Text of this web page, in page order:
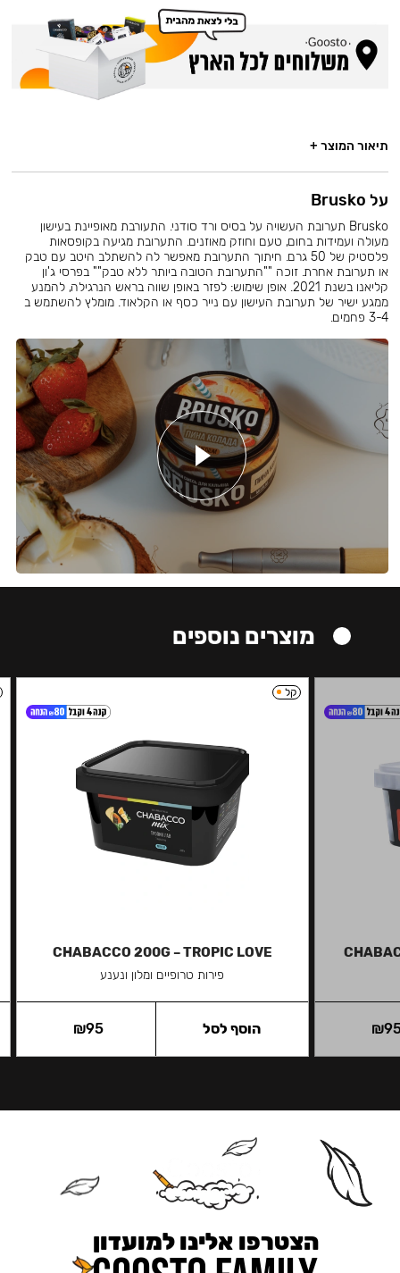
תיאור המוצר +
על Brusko
Brusko תערובת העשויה על בסיס ורד סודני. התעורבת מאופיינת בעישון
מעולה ועמידות בחום, טעם וחוזק מאוזנים. התערובת מגיעה בקופסאות
פלסטיק של 50 גרם. חיתוך התערובת מאפשר לה להשתלב היטב עם טבק
או תערובת אחרת. זוכה ""התערובת הטובה ביותר ללא טבק"" בפרסי ג'ון
קליאנו בשנת 2021. אופן שימוש: לפזר באופן שווה בראש הנרגילה, להמנע
ממגע ישיר של תערובת העישון עם נייר כסף או הקלאוד. מומלץ להשתמש ב
3-4 פחמים.
מוצרים נוספים
₪
קל
CHABACCO 200G – TROPIC LOVE
פירות טרופיים ומלון ונענע
₪95 הוסף לסל
הצטרפו אלינו למועדון